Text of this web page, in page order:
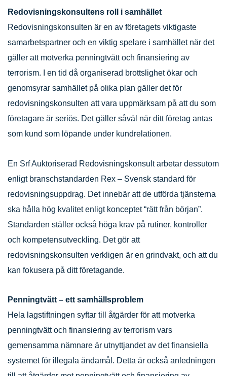
Redovisningskonsultens roll i samhället
Redovisningskonsulten är en av företagets viktigaste
samarbetspartner och en viktig spelare i samhället när det
gäller att motverka penningtvätt och finansiering av
terrorism. I en tid då organiserad brottslighet ökar och
genomsyrar samhället på olika plan gäller det för
redovisningskonsulten att vara uppmärksam på att du som
företagare är seriös. Det gäller såväl när ditt företag antas
som kund som löpande under kundrelationen.
En Srf Auktoriserad Redovisningskonsult arbetar dessutom
enligt branschstandarden Rex – Svensk standard för
redovisningsuppdrag. Det innebär att de utförda tjänsterna
ska hålla hög kvalitet enligt konceptet “rätt från början”.
Standarden ställer också höga krav på rutiner, kontroller
och kompetensutveckling. Det gör att
redovisningskonsulten verkligen är en grindvakt, och att du
kan fokusera på ditt företagande.
Penningtvätt – ett samhällsproblem
Hela lagstiftningen syftar till åtgärder för att motverka
penningtvätt och finansiering av terrorism vars
gemensamma nämnare är utnyttjandet av det finansiella
systemet för illegala ändamål. Detta är också anledningen